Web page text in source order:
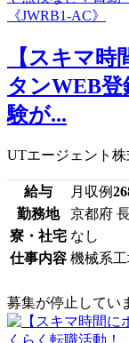
【スキマ
タンWEB
験が...
UTエージェント株
給与 月収例
勤務地
京都府
寮・社宅 なし
仕事内容 機械系
募集が停止してい